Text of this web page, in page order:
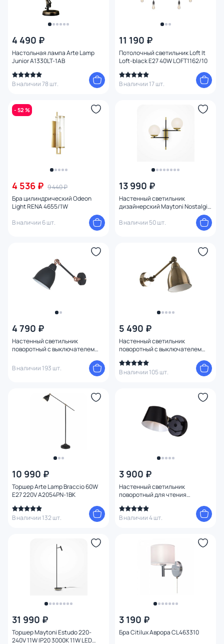
4 490 ₽
Настольная лампа Arte Lamp
Junior A1330LT-1AB
В наличии 78 шт.
11 190 ₽
Потолочный светильник Loft It
Loft-black E27 40W LOFT1162/10
В наличии 17 шт.
- 52 %
4 536 ₽ 9 440 ₽
Бра цилиндрический Odeon
Light RENA 4655/1W
В наличии 6 шт.
13 990 ₽
Настенный светильник
дизайнерский Maytoni Nostalgia
В наличии 50 шт.
4 790 ₽
Настенный светильник
поворотный с выключателем
В наличии 193 шт.
5 490 ₽
Настенный светильник
поворотный с выключателем
В наличии 105 шт.
10 990 ₽
Торшер Arte Lamp Braccio 60W
E27 220V A2054PN-1BK
В наличии 132 шт.
3 900 ₽
Настенный светильник
поворотный для чтения
В наличии 4 шт.
31 990 ₽
Торшер Maytoni Estudo 220-
240V 11W IP20 3000K 11W LED
3 190 ₽
Бра Citilux Аврора CL463310